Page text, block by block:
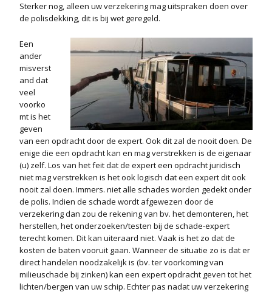
Sterker nog, alleen uw verzekering mag uitspraken doen over
de polisdekking, dit is bij wet geregeld.
Een
ander
misverst
and dat
veel
voorko
mt is het
geven
van een opdracht door de expert. Ook dit zal de nooit doen. De
enige die een opdracht kan en mag verstrekken is de eigenaar
(u) zelf. Los van het feit dat de expert een opdracht juridisch
niet mag verstrekken is het ook logisch dat een expert dit ook
nooit zal doen. Immers. niet alle schades worden gedekt onder
de polis. Indien de schade wordt afgewezen door de
verzekering dan zou de rekening van bv. het demonteren, het
herstellen, het onderzoeken/testen bij de schade-expert
terecht komen. Dit kan uiteraard niet. Vaak is het zo dat de
kosten de baten vooruit gaan. Wanneer de situatie zo is dat er
direct handelen noodzakelijk is (bv. ter voorkoming van
milieuschade bij zinken) kan een expert opdracht geven tot het
lichten/bergen van uw schip. Echter pas nadat uw verzekering